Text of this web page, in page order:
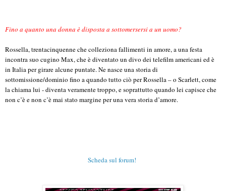
Fino a quanto una donna è disposta a sottomersersi a un uomo?
Rossella, trentacinquenne che colleziona fallimenti in amore, a una festa
incontra suo cugino Max, che è diventato un divo dei telefilm americani ed è
in Italia per girare alcune puntate. Ne nasce una storia di
sottomissione/dominio fino a quando tutto ciò per Rossella – o Scarlett, come
la chiama lui - diventa veramente troppo, e soprattutto quando lei capisce che
non c’è e non c’è mai stato margine per una vera storia d’amore.
Scheda sul forum!